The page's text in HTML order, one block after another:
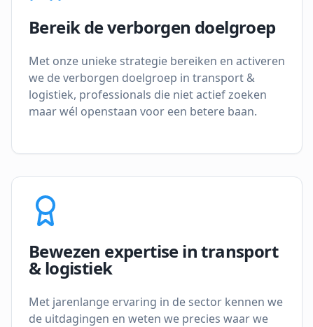
Bereik de verborgen doelgroep
Met onze unieke strategie bereiken en activeren
we de verborgen doelgroep in transport &
logistiek, professionals die niet actief zoeken
maar wél openstaan voor een betere baan.
Bewezen expertise in transport
& logistiek
Met jarenlange ervaring in de sector kennen we
de uitdagingen en weten we precies waar we